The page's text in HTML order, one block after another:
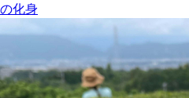
化身